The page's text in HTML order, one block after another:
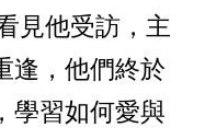
見他受訪，主
逢，他們終於
學習如何愛與